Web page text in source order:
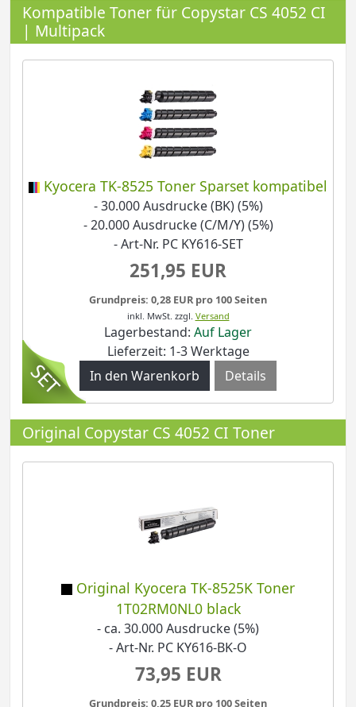
Kompatible Toner für Copystar CS 4052 CI
| Multipack
Kyocera TK-8525 Toner Sparset kompatibel
- 30.000 Ausdrucke (BK) (5%)
- 20.000 Ausdrucke (C/M/Y) (5%)
- Art-Nr. PC KY616-SET
251,95 EUR
Grundpreis: 0,28 EUR pro 100 Seiten
inkl. MwSt. zzgl. Versand
Lagerbestand: Auf Lager
Lieferzeit: 1-3 Werktage
Details
Original Copystar CS 4052 CI Toner
Original Kyocera TK-8525K Toner
1T02RM0NL0 black
- ca. 30.000 Ausdrucke (5%)
- Art-Nr. PC KY616-BK-O
73,95 EUR
Grundpreis: 0,25 EUR pro 100 Seiten